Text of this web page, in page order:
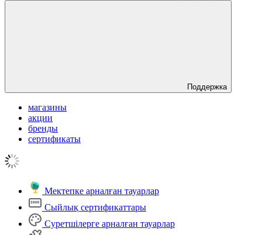
Поддержка
магазины
акции
бренды
сертификаты
Мектепке арналған тауарлар
Сыйлық сертификаттары
Суретшілерге арналған тауарлар